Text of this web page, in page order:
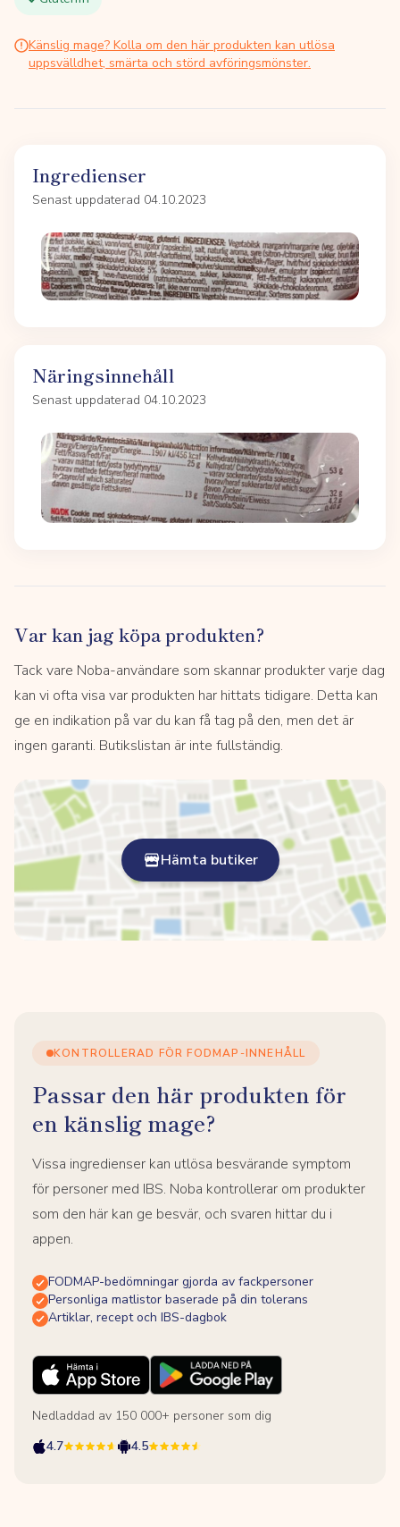
Känslig mage? Kolla om den här produkten kan utlösa
uppsvälldhet, smärta och störd avföringsmönster.
Ingredienser
Senast uppdaterad 04.10.2023
Näringsinnehåll
Senast uppdaterad 04.10.2023
Var kan jag köpa produkten?
Tack vare Noba-användare som skannar produkter varje dag
kan vi ofta visa var produkten har hittats tidigare. Detta kan
ge en indikation på var du kan få tag på den, men det är
ingen garanti. Butikslistan är inte fullständig.
Hämta butiker
KONTROLLERAD FÖR FODMAP-INNEHÅLL
Passar den här produkten för
en känslig mage?
Vissa ingredienser kan utlösa besvärande symptom
för personer med IBS. Noba kontrollerar om produkter
som den här kan ge besvär, och svaren hittar du i
appen.
FODMAP-bedömningar gjorda av fackpersoner
Personliga matlistor baserade på din tolerans
Artiklar, recept och IBS-dagbok
Nedladdad av 150 000+ personer som dig
4.7
4.5